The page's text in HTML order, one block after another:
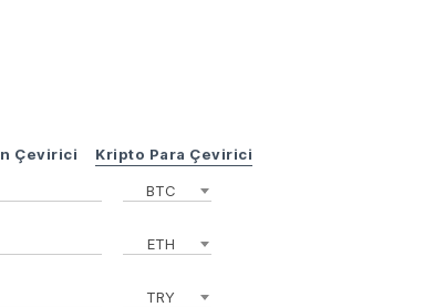
Çevirici Kripto Para Çevirici
BTC
ETH
TRY